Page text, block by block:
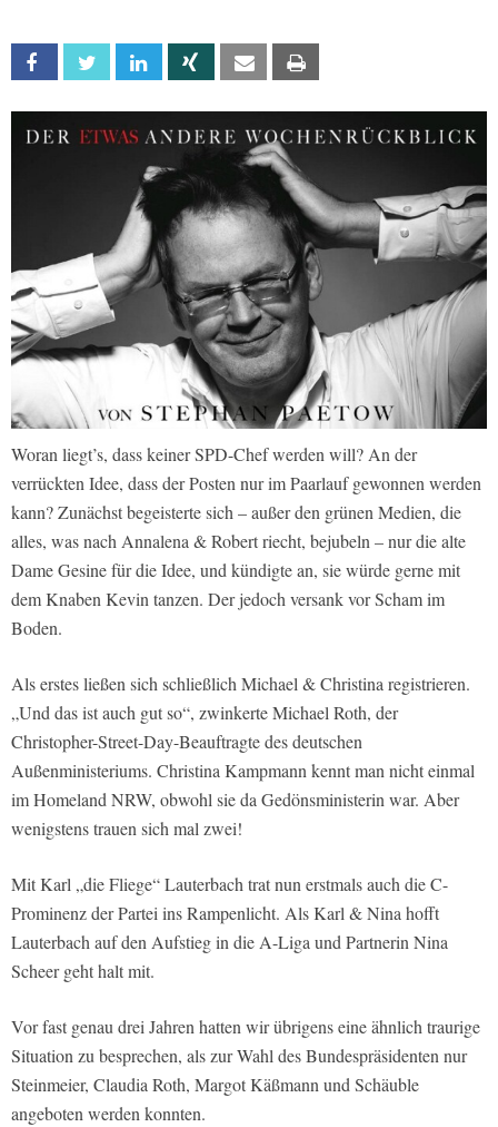
Facebook Twitter Linkedin Xing Email
Woran liegt’s, dass keiner SPD-Chef werden will? An der
verrückten Idee, dass der Posten nur im Paarlauf gewonnen werden
kann? Zunächst begeisterte sich – außer den grünen Medien, die
alles, was nach Annalena & Robert riecht, bejubeln – nur die alte
Dame Gesine für die Idee, und kündigte an, sie würde gerne mit
dem Knaben Kevin tanzen. Der jedoch versank vor Scham im
Boden.
Als erstes ließen sich schließlich Michael & Christina registrieren.
„Und das ist auch gut so“, zwinkerte Michael Roth, der
Christopher-Street-Day-Beauftragte des deutschen
Außenministeriums. Christina Kampmann kennt man nicht einmal
im Homeland NRW, obwohl sie da Gedönsministerin war. Aber
wenigstens trauen sich mal zwei!
Mit Karl „die Fliege“ Lauterbach trat nun erstmals auch die C-
Prominenz der Partei ins Rampenlicht. Als Karl & Nina hofft
Lauterbach auf den Aufstieg in die A-Liga und Partnerin Nina
Scheer geht halt mit.
Vor fast genau drei Jahren hatten wir übrigens eine ähnlich traurige
Situation zu besprechen, als zur Wahl des Bundespräsidenten nur
Steinmeier, Claudia Roth, Margot Käßmann und Schäuble
angeboten werden konnten.